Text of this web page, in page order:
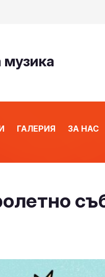
музика
ГАЛЕРИЯ ЗА НАС